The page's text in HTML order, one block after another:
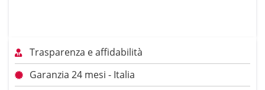
Trasparenza e affidabilità
Garanzia 24 mesi - Italia